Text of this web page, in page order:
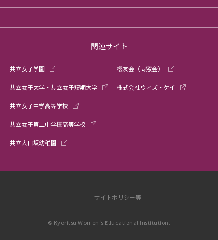
関連サイト
共立女子学園
共立女子大学・共立女子短期大学
共立女子中学高等学校
共立女子第二中学校高等学校
共立大日坂幼稚園
櫻友会（同窓会）
株式会社ウィズ・ケイ
© Kyoritsu Women’s Educational Institution.
サイトポリシー等